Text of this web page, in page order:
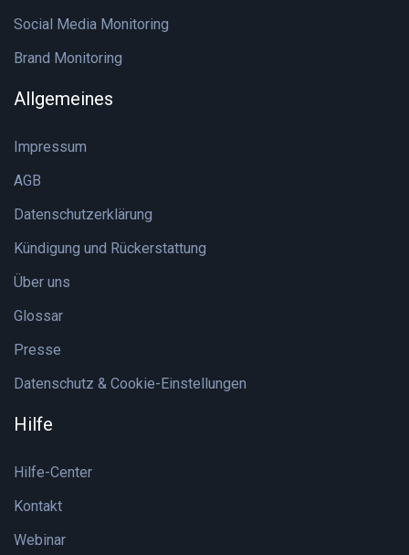
Social Media Monitoring
Brand Monitoring
Allgemeines
Impressum
AGB
Datenschutzerklärung
Kündigung und Rückerstattung
Über uns
Glossar
Presse
Datenschutz & Cookie-Einstellungen
Hilfe
Hilfe-Center
Kontakt
Webinar